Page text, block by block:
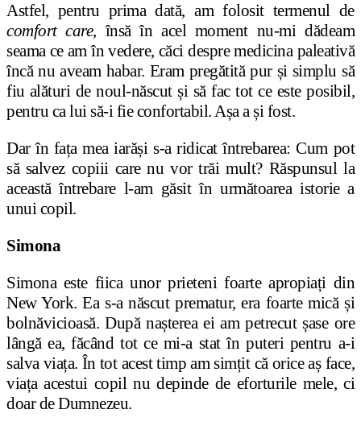
Astfel, pentru prima dată, am folosit termenul de
comfort care, însă în acel moment nu-mi dădeam
seama ce am în vedere, căci despre medicina paleativă
încă nu aveam habar. Eram pregătită pur și simplu să
fiu alături de noul-născutși să fac tot ce este posibil,
pentru ca lui să-i fie confortabil. Așa a și fost.
Dar în fața mea iarăși s-a ridicat întrebarea: Cum pot
să salvez copiii care nu vor trăi mult? Răspunsul la
această întrebare l-am găsit în următoarea istorie a
unui copil.
Simona
Simona este fiica unor prieteni foarte apropiați din
New York. Ea s-a născut prematur, era foarte mică și
bolnăvicioasă. După nașterea ei am petrecutșase ore
lângă ea, făcând tot ce mi-a stat în puteri pentru a-i
salva viața. În tot acest timp am simțit că orice așface,
viața acestui copil nu depinde de eforturile mele, ci
doar de Dumnezeu.